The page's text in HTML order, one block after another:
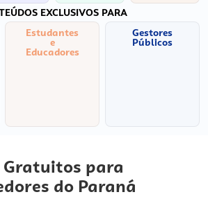
EXCLUSIVOS PARA
Estudantes
e
Educadores
Gestores
Públicos
Gratuitos para
do Paraná